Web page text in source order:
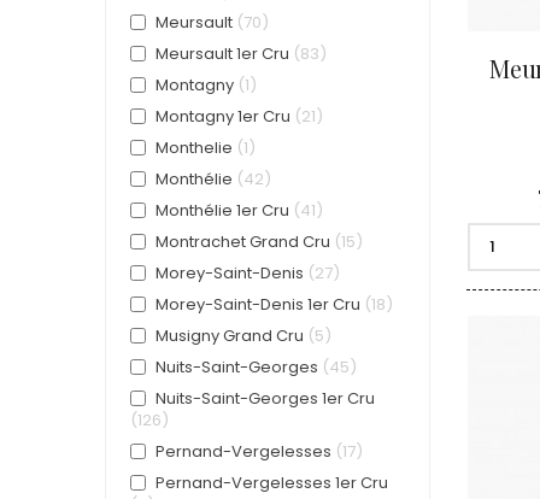
Meursault 70
Meursault 1er Cru 83
Montagny 1
Montagny 1er Cru 21
Monthelie 1
Monthélie 42
Monthélie 1er Cru 41
Montrachet Grand Cru 15
Morey-Saint-Denis 27
Morey-Saint-Denis 1er Cru 18
Musigny Grand Cru 5
Nuits-Saint-Georges 45
Nuits-Saint-Georges 1er Cru
126
Pernand-Vergelesses 17
Pernand-Vergelesses 1er Cru